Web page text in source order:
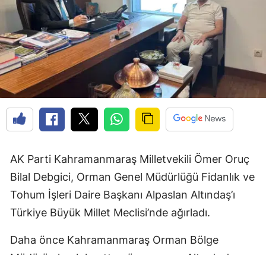
AK Parti Kahramanmaraş Milletvekili Ömer Oruç
Bilal Debgici, Orman Genel Müdürlüğü Fidanlık ve
Tohum İşleri Daire Başkanı Alpaslan Altındaş’ı
Türkiye Büyük Millet Meclisi’nde ağırladı.
Daha önce Kahramanmaraş Orman Bölge